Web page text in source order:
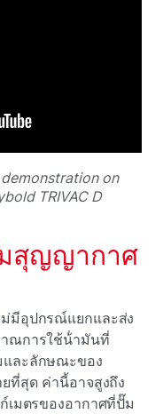
on
TRIVAC D
สุญญากาศ
มีอุปกรณ์แยกและส่ง
ณการใช้น้ํามันที่
ละลักษณะของ
ที่สุด ค่านี้อาจสูงถึง
มตรของอากาศที่ปั๊ม